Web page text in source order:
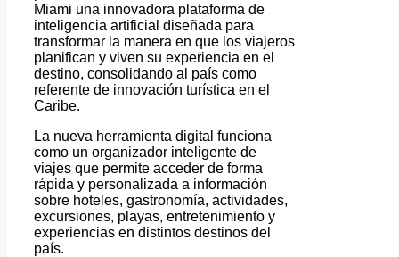
Miami una innovadora plataforma de
inteligencia artificial diseñada para
transformar la manera en que los viajeros
planifican y viven su experiencia en el
destino, consolidando al país como
referente de innovación turística en el
Caribe.
La nueva herramienta digital funciona
como un organizador inteligente de
viajes que permite acceder de forma
rápida y personalizada a información
sobre hoteles, gastronomía, actividades,
excursiones, playas, entretenimiento y
experiencias en distintos destinos del
país.